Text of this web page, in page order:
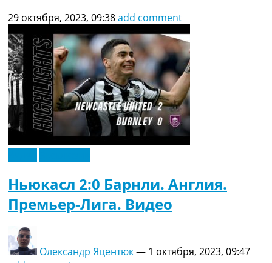
29 октября, 2023, 09:38add comment
Ньюкасл 2:0 Барнли. Англия.
Премьер-Лига. Видео
Олександр Яцентюк— 1 октября, 2023, 09:47